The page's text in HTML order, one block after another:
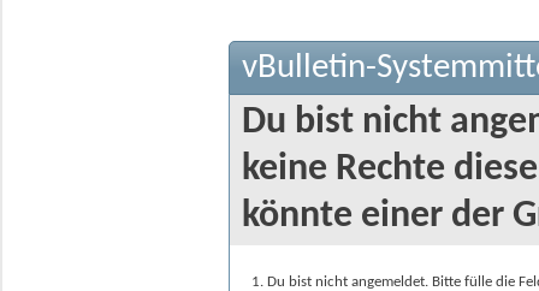
vBulletin-
Du bist nicht
keine Rechte
könnte einer der
Du bist nicht angemeldet. Bitte fülle die